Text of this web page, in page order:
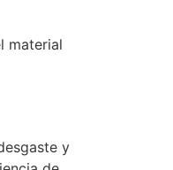
material
y